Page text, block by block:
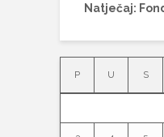
Natječaj:
P U S